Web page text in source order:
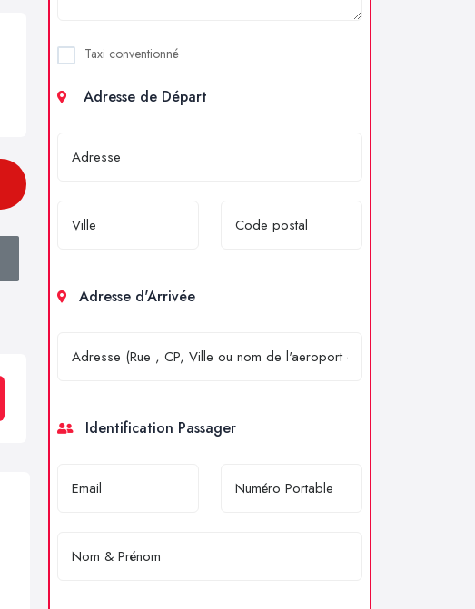
Taxi conventionné
Adresse de Départ
Adresse d'Arrivée
Identification Passager